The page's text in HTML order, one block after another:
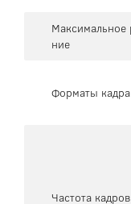
Максимальное
ние
Форматы кадра
Частота кадров